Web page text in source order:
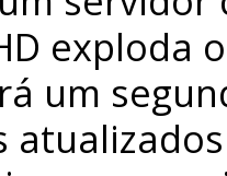
exploda
um